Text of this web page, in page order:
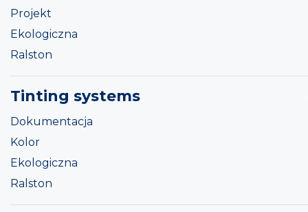
Projekt
Ekologiczna
Ralston
Tinting systems
Dokumentacja
Kolor
Ekologiczna
Ralston